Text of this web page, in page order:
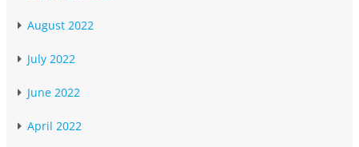
August 2022
July 2022
June 2022
April 2022